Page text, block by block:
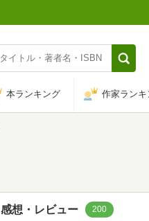
本ランキング 作家ランキ
感想・レビュー 200